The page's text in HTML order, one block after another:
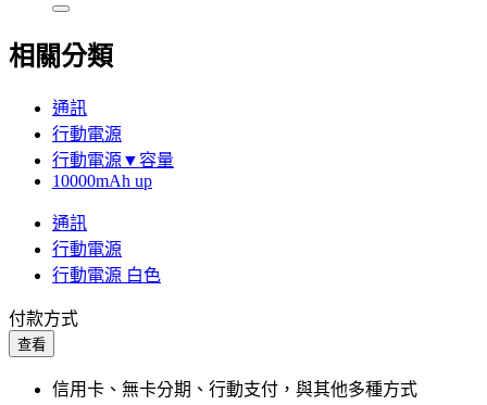
相關分類
通訊
行動電源
行動電源▼容量
10000mAh up
通訊
行動電源
行動電源 白色
付款方式
查看
信用卡、無卡分期、行動支付，與其他多種方式